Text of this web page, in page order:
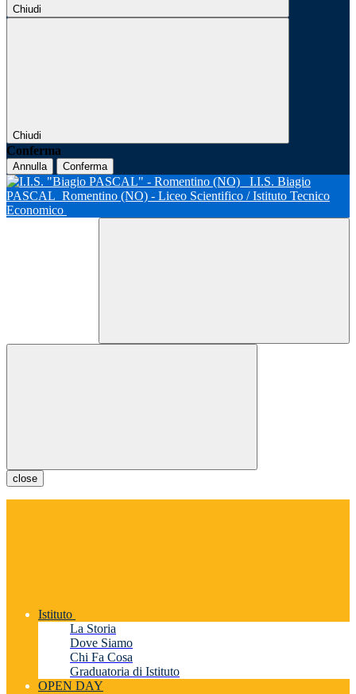
Chiudi
Chiudi
Conferma
Annulla Conferma
I.I.S. Biagio
PASCAL Romentino (NO) - Liceo Scientifico / Istituto Tecnico
Economico
close
Istituto
La Storia
Dove Siamo
Chi Fa Cosa
Graduatoria di Istituto
OPEN DAY